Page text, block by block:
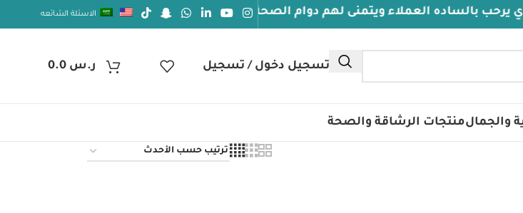
بالساده العملاء ويتمنى لهم دوام الصحة والعافيه الاسئلة الشائعه
تسجيل دخول / تسجيل ر.س
والجمالمنتجات الرشاقة والصحة